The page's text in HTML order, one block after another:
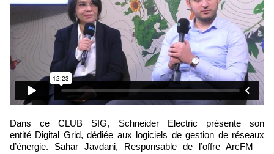
Dans ce CLUB SIG, Schneider Electric présente son
entité Digital Grid, dédiée aux logiciels de gestion de réseaux
d’énergie. Sahar Javdani, Responsable de l’offre ArcFM –